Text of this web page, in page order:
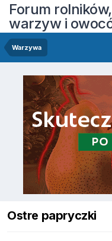
Forum
warzyw i
Warzywa
Ostre papryczki